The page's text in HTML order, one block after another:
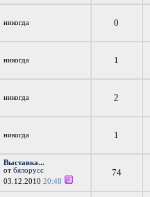
никогда 0
никогда 1
никогда 2
никогда 1
Выставка...
отбялорусс
03.12.201020:48
74